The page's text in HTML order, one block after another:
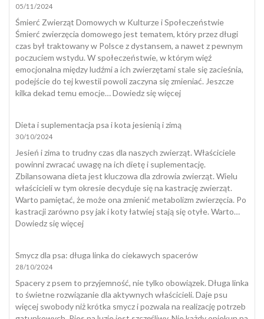
05/11/2024
Śmierć Zwierząt Domowych w Kulturze i Społeczeństwie
Śmierć zwierzęcia domowego jest tematem, który przez długi
czas był traktowany w Polsce z dystansem, a nawet z pewnym
poczuciem wstydu. W społeczeństwie, w którym więź
emocjonalna między ludźmi a ich zwierzętami stale się zacieśnia,
podejście do tej kwestii powoli zaczyna się zmieniać. Jeszcze
kilka dekad temu emocje…Dowiedz się więcej:
Jak
Polsce
przeżywamy
śmierć
zwierząt
domowych
i
nią
Dieta i suplementacja psa i kota jesienią i zimą
30/10/2024
Jesień i zima to trudny czas dla naszych zwierząt. Właściciele
powinni zwracać uwagę na ich dietę i suplementację.
Zbilansowana dieta jest kluczowa dla zdrowia zwierząt. Wielu
właścicieli w tym okresie decyduje się na kastrację zwierząt.
Warto pamiętać, że może ona zmienić metabolizm zwierzęcia. Po
kastracji zarówno psy jak i koty łatwiej stają się otyłe. Warto…
Dowiedz się więcej:
suplementacja
i
kota
jesienią
i
Smycz dla psa: długa linka do ciekawych spacerów
28/10/2024
Spacery z psem to przyjemność, nie tylko obowiązek. Długa linka
to świetne rozwiązanie dla aktywnych właścicieli. Daje psu
więcej swobody niż krótka smycz i pozwala na realizację potrzeb